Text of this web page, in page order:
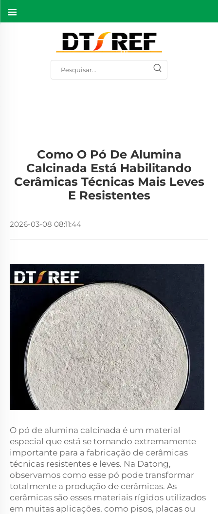
Como O Pó De Alumina
Calcinada Está Habilitando
Cerâmicas Técnicas Mais Leves
E Resistentes
2026-03-08 08:11:44
O pó de alumina calcinada é um material
especial que está se tornando extremamente
importante para a fabricação de cerâmicas
técnicas resistentes e leves. Na Datong,
observamos como esse pó pode transformar
totalmente a produção de cerâmicas. As
cerâmicas são esses materiais rígidos utilizados
em muitas aplicações, como pisos, placas ou